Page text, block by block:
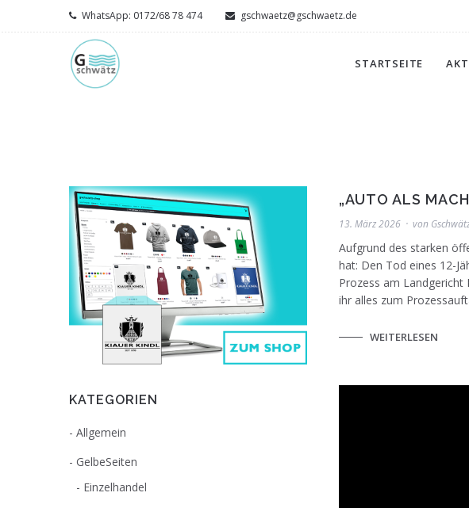
WhatsApp: 0172/68 78 474 gschwaetz@gschwaetz.de
STARTSEITE
„AUTO ALS
13. März 2026 von
Aufgrund des starken
hat: Den Tod eines 12-
Prozess am Landgericht
ihr alles zum
WEITERLESEN
KATEGORIEN
Allgemein
GelbeSeiten
Einzelhandel